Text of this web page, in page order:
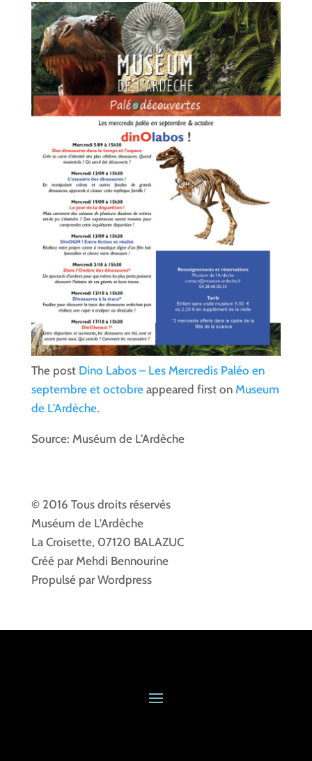
The post Dino Labos – Les Mercredis Paléo en
septembre et octobreappeared first on Museum
de L’Ardèche.
Source: Muséum de L’Ardèche
© 2016 Tous droits réservés
Muséum de L'Ardèche
La Croisette, 07120 BALAZUC
Créé par Mehdi Bennourine
Propulsé par Wordpress